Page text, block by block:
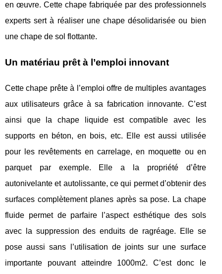
en œuvre. Cette chape fabriquée par des professionnels
experts sert à réaliser une chape désolidarisée ou bien
une chape de sol flottante.
Un matériau prêt à l’emploi innovant
Cette chape prête à l’emploi offre de multiples avantages
aux utilisateurs grâce à sa fabrication innovante. C’est
ainsi que la chape liquide est compatible avec les
supports en béton, en bois, etc. Elle est aussi utilisée
pour les revêtements en carrelage, en moquette ou en
parquet par exemple. Elle a la propriété d’être
autonivelante et autolissante, ce qui permet d’obtenir des
surfaces complètement planes après sa pose. La chape
fluide permet de parfaire l’aspect esthétique des sols
avec la suppression des enduits de ragréage. Elle se
pose aussi sans l’utilisation de joints sur une surface
importante pouvant atteindre 1000m2. C’est donc le